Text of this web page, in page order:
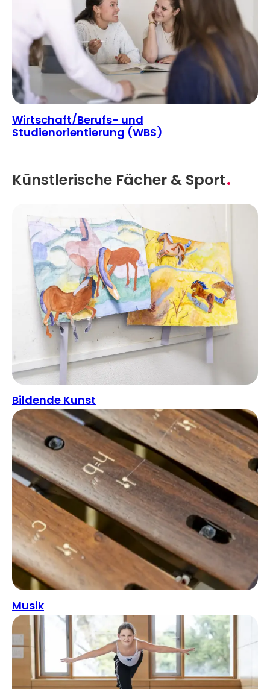
Wirtschaft/Berufs- und
Studienorientierung (WBS)
Künstlerische Fächer & Sport
Bildende Kunst
Musik